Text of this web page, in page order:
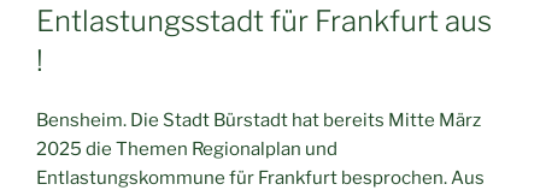
Entlastungsstadt für Frankfurt aus
!
Bensheim. Die Stadt Bürstadt hat bereits Mitte März
2025 die Themen Regionalplan und
Entlastungskommune für Frankfurt besprochen. Aus